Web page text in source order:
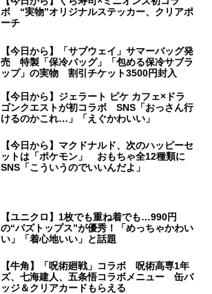
ボ “実物”オリジナルステッカー、クリアポ
ーチ
【今日から】「サブウェイ」サマーバッグ発
売 特製「保冷バッグ」「包める保冷サブラ
ップ」の実物 割引チケット3500円封入
【今日から】ジェラート ピケ カフェ×ドラ
ゴンクエストが初コラボ SNS「おっさん行
けるのかこれ…」「えぐかわいい」
【今日から】マクドナルド、次のハッピーセ
ットは「ポケモン」 おもちゃ全12種類に
SNS「こういうのでいいんだよ」
【ユニクロ】1枚でも重ね着でも…990円
の“バズトップス”が優秀！「めっちゃかわい
い」「着心地いい」と話題
【牛角】「呪術廻戦」コラボ 呪術高専1年
ズ、七海建人、五条悟コラボメニュー 缶バ
ッジ＆クリアカードもらえる